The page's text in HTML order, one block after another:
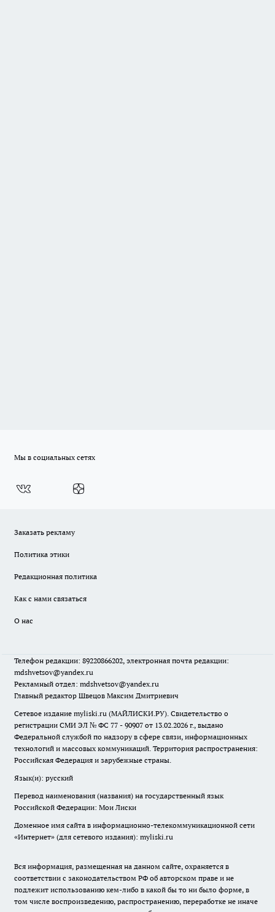
Мы в социальных сетях
Заказать рекламу
Политика этики
Редакционная политика
Как с нами связаться
О нас
Телефон редакции: 89220866202, электронная почта редакции:
mdshvetsov@yandex.ru
Рекламный отдел: mdshvetsov@yandex.ru
Главный редактор Швецов Максим Дмитриевич
Сетевое издание myliski.ru (МАЙЛИСКИ.РУ). Свидетельство о
регистрации СМИ ЭЛ № ФС 77 - 90907 от 13.02.2026 г., выдано
Федеральной службой по надзору в сфере связи, информационных
технологий и массовых коммуникаций. Территория распространения:
Российская Федерация и зарубежные страны.
Язык(и): русский
Перевод наименования (названия) на государственный язык
Российской Федерации: Мои Лиски
Доменное имя сайта в информационно-телекоммуникационной сети
«Интернет» (для сетевого издания): myliski.ru
Вся информация, размещенная на данном сайте, охраняется в
соответствии с законодательством РФ об авторском праве и не
подлежит использованию кем-либо в какой бы то ни было форме, в
том числе воспроизведению, распространению, переработке не иначе